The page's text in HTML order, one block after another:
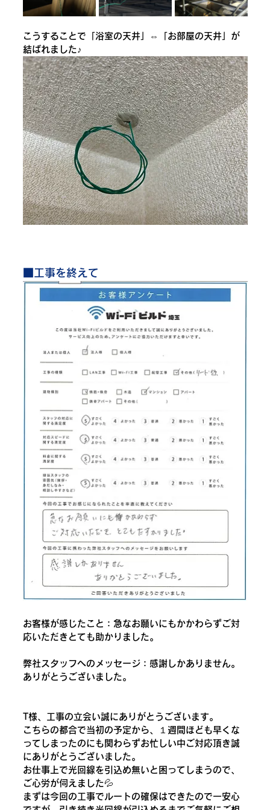
こうすることで「浴室の天井」⇔「お部屋の天井」が
結ばれました♪
■工事を終えて
お客様が感じたこと：急なお願いにもかかわらずご対
応いただきとても助かりました。
弊社スタッフへのメッセージ：感謝しかありません。
ありがとうございました。
T様、工事の立会い誠にありがとうございます。
こちらの都合で当初の予定から、１週間ほども早くな
ってしまったのにも関わらずお忙しい中ご対応頂き誠
にありがとうございました。
お仕事上で光回線を引込め無いと困ってしまうので、
ご心労が伺えました💦
まずは今回の工事でルートの確保はできたので一安心